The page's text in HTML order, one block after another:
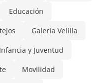
Educación
Galería Velilla
Infancia y Juventud
Movilidad